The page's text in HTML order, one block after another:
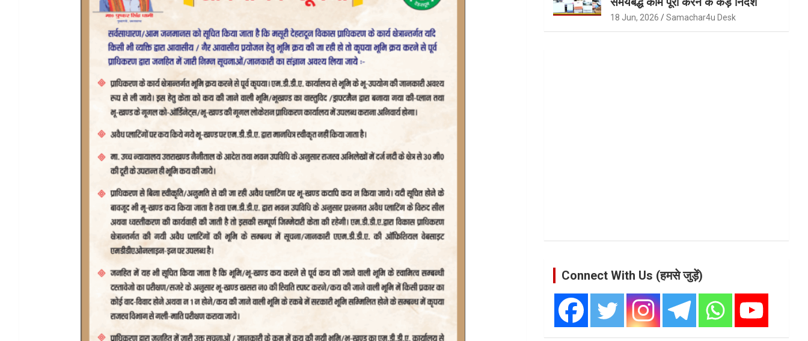
18 Jun, 2026 Samachar4u Desk
Connect With Us (हमसे जुड़ें)